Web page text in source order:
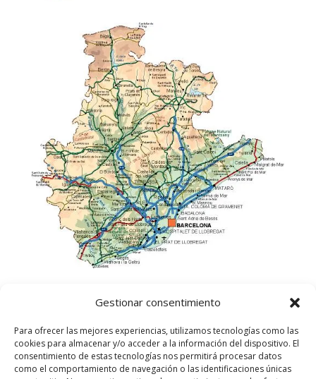
Gestionar consentimiento
Para ofrecer las mejores experiencias, utilizamos tecnologías como las
cookies para almacenar y/o acceder a la información del dispositivo. El
consentimiento de estas tecnologías nos permitirá procesar datos
como el comportamiento de navegación o las identificaciones únicas